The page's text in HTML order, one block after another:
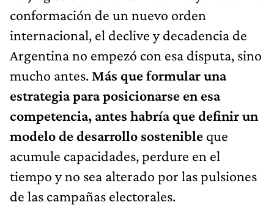
conformación de un nuevo orden
internacional, el declive y decadencia de
Argentina no empezó con esa disputa, sino
mucho antes. Más que formular una
estrategia para posicionarse en esa
competencia, antes habría que definir un
modelo de desarrollo sostenible que
acumule capacidades, perdure en el
tiempo y no sea alterado por las pulsiones
de las campañas electorales.